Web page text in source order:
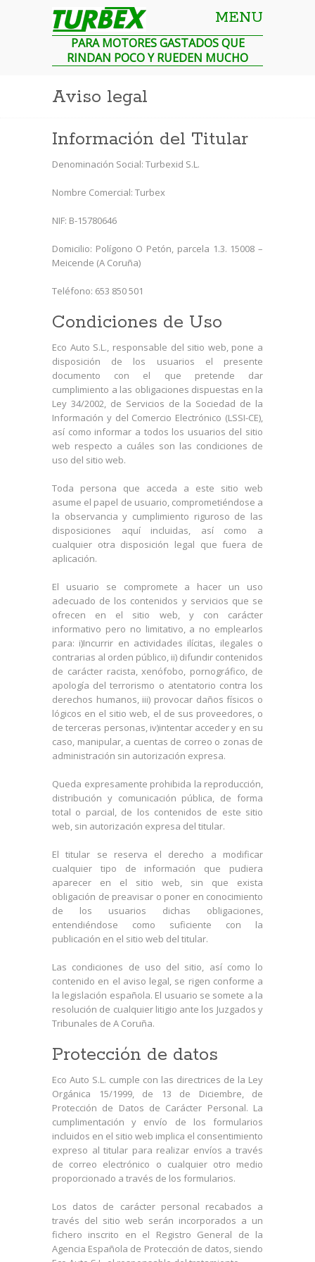
Turbex
PARA MOTORES GASTADOS QUE
RINDAN POCO Y RUEDEN MUCHO
MENU
Aviso legal
Información del Titular
Denominación Social: Turbexid S.L.
Nombre Comercial: Turbex
NIF: B-15780646
Domicilio: Polígono O Petón, parcela 1.3. 15008 –
Meicende (A Coruña)
Teléfono: 653 850 501
Condiciones de Uso
Eco Auto S.L., responsable del sitio web, pone a
disposición de los usuarios el presente
documento con el que pretende dar
cumplimiento a las obligaciones dispuestas en la
Ley 34/2002, de Servicios de la Sociedad de la
Información y del Comercio Electrónico (LSSI-CE),
así como informar a todos los usuarios del sitio
web respecto a cuáles son las condiciones de
uso del sitio web.
Toda persona que acceda a este sitio web
asume el papel de usuario, comprometiéndose a
la observancia y cumplimiento riguroso de las
disposiciones aquí incluidas, así como a
cualquier otra disposición legal que fuera de
aplicación.
El usuario se compromete a hacer un uso
adecuado de los contenidos y servicios que se
ofrecen en el sitio web, y con carácter
informativo pero no limitativo, a no emplearlos
para: i)Incurrir en actividades ilícitas, ilegales o
contrarias al orden público, ii) difundir contenidos
de carácter racista, xenófobo, pornográfico, de
apología del terrorismo o atentatorio contra los
derechos humanos, iii) provocar daños físicos o
lógicos en el sitio web, el de sus proveedores, o
de terceras personas, iv)intentar acceder y en su
caso, manipular, a cuentas de correo o zonas de
administración sin autorización expresa.
Queda expresamente prohibida la reproducción,
distribución y comunicación pública, de forma
total o parcial, de los contenidos de este sitio
web, sin autorización expresa del titular.
El titular se reserva el derecho a modificar
cualquier tipo de información que pudiera
aparecer en el sitio web, sin que exista
obligación de preavisar o poner en conocimiento
de los usuarios dichas obligaciones,
entendiéndose como suficiente con la
publicación en el sitio web del titular.
Las condiciones de uso del sitio, así como lo
contenido en el aviso legal, se rigen conforme a
la legislación española. El usuario se somete a la
resolución de cualquier litigio ante los Juzgados y
Tribunales de A Coruña.
Protección de datos
Eco Auto S.L. cumple con las directrices de la Ley
Orgánica 15/1999, de 13 de Diciembre, de
Protección de Datos de Carácter Personal. La
cumplimentación y envío de los formularios
incluidos en el sitio web implica el consentimiento
expreso al titular para realizar envíos a través
de correo electrónico o cualquier otro medio
proporcionado a través de los formularios.
Los datos de carácter personal recabados a
través del sitio web serán incorporados a un
fichero inscrito en el Registro General de la
Agencia Española de Protección de datos, siendo